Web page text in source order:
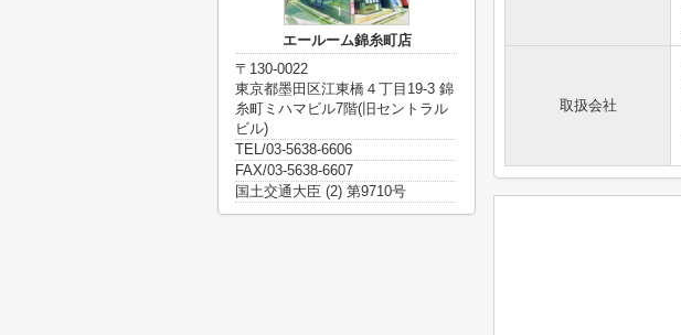
取扱会社
エールーム錦糸町店
〒130-0022
東京都墨田区江東橋４丁目19-3 錦
糸町ミハマビル7階(旧セントラル
ビル)
TEL/03-5638-6606
FAX/03-5638-6607
国土交通大臣 (2) 第9710号